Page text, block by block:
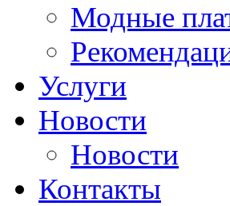
Модные
Услуги
Новости
Новости
Контакты